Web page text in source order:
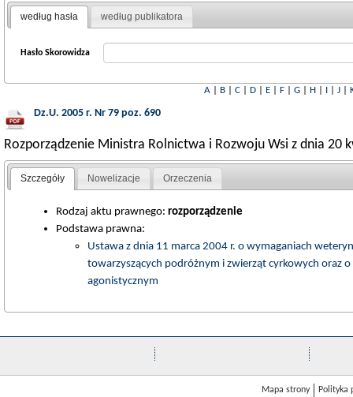
według hasła według publikatora
Hasło Skorowidza
A| B| C| D| E| F| G| H| I| J|
Dz.U. 2005 r. Nr 79 poz. 690
Rozporządzenie Ministra Rolnictwa i Rozwoju Wsi z dnia 20
Szczegóły Nowelizacje Orzeczenia
Rodzaj aktu prawnego: rozporządzenie
Podstawa prawna:
Ustawa z dnia 11 marca 2004 r. o wymaganiach
towarzyszących podróżnym i zwierząt cyrkowych oraz
agonistycznym
Mapa strony Polityka